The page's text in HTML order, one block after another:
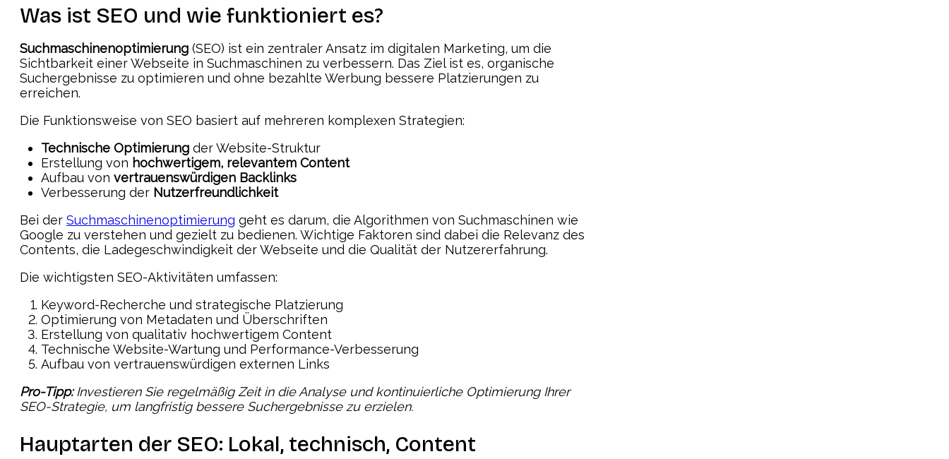
Was ist SEO und wie funktioniert es?
Suchmaschinenoptimierung (SEO) ist ein zentraler Ansatz im digitalen Marketing, um die
Sichtbarkeit einer Webseite in Suchmaschinen zu verbessern. Das Ziel ist es, organische
Suchergebnisse zu optimieren und ohne bezahlte Werbung bessere Platzierungen zu
erreichen.
Die Funktionsweise von SEO basiert auf mehreren komplexen Strategien:
Technische Optimierung der Website-Struktur
Erstellung von hochwertigem, relevantem Content
Aufbau von vertrauenswürdigen Backlinks
Verbesserung der Nutzerfreundlichkeit
Bei der Suchmaschinenoptimierung geht es darum, die Algorithmen von Suchmaschinen wie
Google zu verstehen und gezielt zu bedienen. Wichtige Faktoren sind dabei die Relevanz des
Contents, die Ladegeschwindigkeit der Webseite und die Qualität der Nutzererfahrung.
Die wichtigsten SEO-Aktivitäten umfassen:
Keyword-Recherche und strategische Platzierung
Optimierung von Metadaten und Überschriften
Erstellung von qualitativ hochwertigem Content
Technische Website-Wartung und Performance-Verbesserung
Aufbau von vertrauenswürdigen externen Links
Pro-Tipp: Investieren Sie regelmäßig Zeit in die Analyse und kontinuierliche Optimierung Ihrer
SEO-Strategie, um langfristig bessere Suchergebnisse zu erzielen.
Hauptarten der SEO: Lokal, technisch, Content